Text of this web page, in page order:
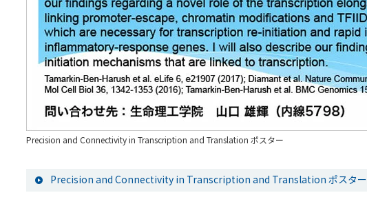
Precision and Connectivity in Transcription and Translation ポスター
Precision and Connectivity in Transcription and Translation ポスター